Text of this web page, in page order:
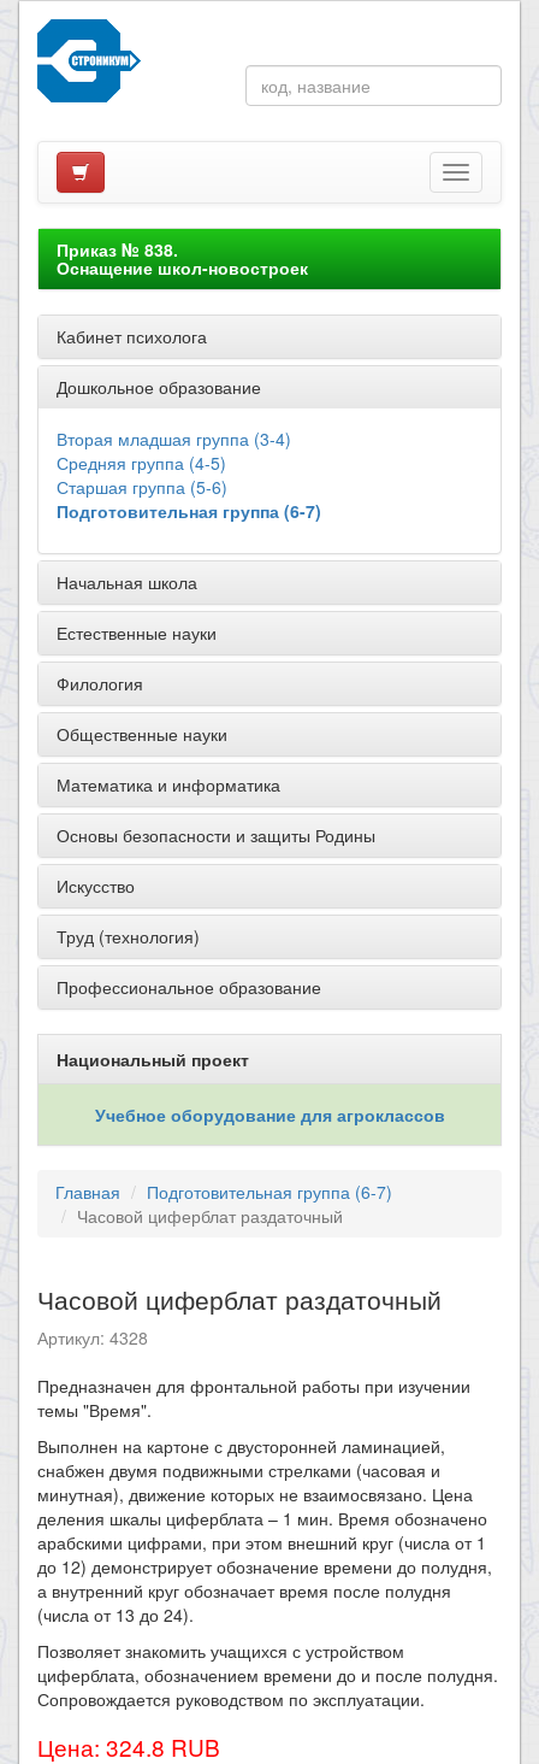
Приказ № 838.
Оснащение школ-новостроек
Кабинет психолога
Дошкольное образование
Вторая младшая группа (3-4)
Средняя группа (4-5)
Старшая группа (5-6)
Подготовительная группа (6-7)
Начальная школа
Естественные науки
Филология
Общественные науки
Математика и информатика
Основы безопасности и защиты Родины
Искусство
Труд (технология)
Профессиональное образование
Национальный проект
Учебное оборудование для агроклассов
Главная
Подготовительная группа (6-7)
Часовой циферблат раздаточный
Часовой циферблат раздаточный
Артикул: 4328
Предназначен для фронтальной работы при изучении
темы "Время".
Выполнен на картоне с двусторонней ламинацией,
снабжен двумя подвижными стрелками (часовая и
минутная), движение которых не взаимосвязано. Цена
деления шкалы циферблата – 1 мин. Время обозначено
арабскими цифрами, при этом внешний круг (числа от 1
до 12) демонстрирует обозначение времени до полудня,
а внутренний круг обозначает время после полудня
(числа от 13 до 24).
Позволяет знакомить учащихся с устройством
циферблата, обозначением времени до и после полудня.
Сопровождается руководством по эксплуатации.
Цена: 324.8 RUB